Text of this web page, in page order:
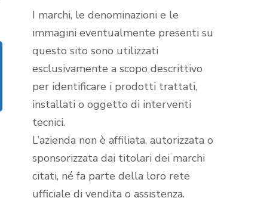
I marchi, le denominazioni e le
immagini eventualmente presenti su
questo sito sono utilizzati
esclusivamente a scopo descrittivo
per identificare i prodotti trattati,
installati o oggetto di interventi
tecnici.
L’azienda non è affiliata, autorizzata o
sponsorizzata dai titolari dei marchi
citati, né fa parte della loro rete
ufficiale di vendita o assistenza.